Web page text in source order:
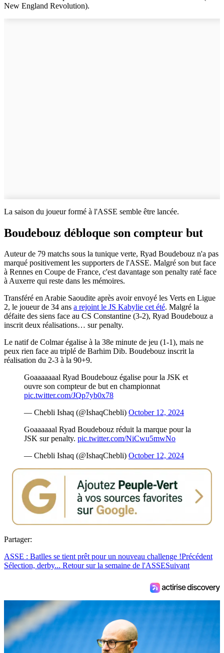
New England Revolution).
La saison du joueur formé à l'ASSE semble être lancée.
Boudebouz débloque son compteur but
Auteur de 79 matchs sous la tunique verte, Ryad Boudebouz n'a pas
marqué positivement les supporters de l'ASSE. Malgré son but face
à Rennes en Coupe de France, c'est davantage son penalty raté face
à Auxerre qui reste dans les mémoires.
Transféré en Arabie Saoudite après avoir envoyé les Verts en Ligue
2, le joueur de 34 ans a rejoint le JS Kabylie cet été. Malgré la
défaite des siens face au CS Constantine (3-2), Ryad Boudebouz a
inscrit deux réalisations… sur penalty.
Le natif de Colmar égalise à la 38e minute de jeu (1-1), mais ne
peux rien face au triplé de Barhim Dib. Boudebouz inscrit la
réalisation du 2-3 à la 90+9.
Goaaaaaaal Ryad Boudebouz égalise pour la JSK et
ouvre son compteur de but en championnat
pic.twitter.com/JQp7yb0x78
— Chebli Ishaq (@IshaqChebli) October 12, 2024
Goaaaaaal Ryad Boudebouz réduit la marque pour la
JSK sur penalty. pic.twitter.com/NiCwu5mwNo
— Chebli Ishaq (@IshaqChebli) October 12, 2024
Partager:
ASSE : Batlles se tient prêt pour un nouveau challenge !Précédent
Sélection, derby... Retour sur la semaine de l'ASSESuivant